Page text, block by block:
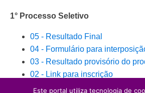
1° Processo Seletivo
05 - Resultado Final
04 - Formulário para
03 - Resultado provisório do
02 - Link para inscrição
01 - Edital
Este portal utiliza tecnologia de